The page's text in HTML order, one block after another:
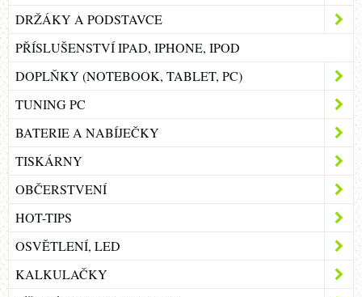
DRŽÁKY A PODSTAVCE
PŘÍSLUŠENSTVÍ IPAD, IPHONE, IPOD
DOPLŇKY (NOTEBOOK, TABLET, PC)
TUNING PC
BATERIE A NABÍJEČKY
TISKÁRNY
OBČERSTVENÍ
HOT-TIPS
OSVĚTLENÍ, LED
KALKULAČKY